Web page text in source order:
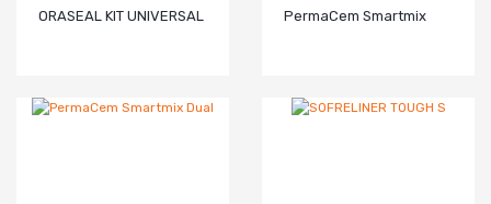
ORASEAL KIT UNIVERSAL PermaCem Smartmix